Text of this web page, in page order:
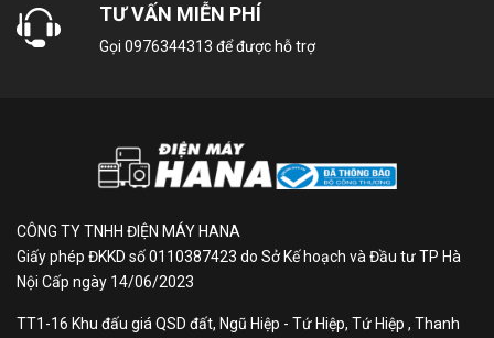
sẽ với Blue Ag
loại bỏ 99,99%* vi khuẩn. Nấu ăn lành mạnh từ những
nguyên liệu sạch.
TƯ VẤN MIỄN PHÍ
Gọi 0976344313 để được hỗ trợ
CÔNG TY TNHH ĐIỆN MÁY HANA
Giấy phép ĐKKD số 0110387423 do Sở Kế hoạch và Đầu tư TP Hà
Nội Cấp ngày 14/06/2023
TT1-16 Khu đấu giá QSD đất, Ngũ Hiệp - Tứ Hiệp, Tứ Hiệp , Thanh